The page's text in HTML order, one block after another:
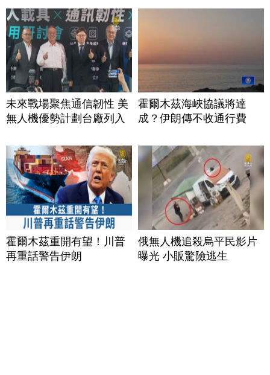
未來戰場聚焦通信韌性 美
無人機優勢計劃台廠列入
霍爾木茲海峽協議將達
成？伊朗傳不收通行費
霍爾木茲重開有望！川普
再重話警告伊朗
俄無人機追殺烏平民影片
曝光 小販驚險逃生